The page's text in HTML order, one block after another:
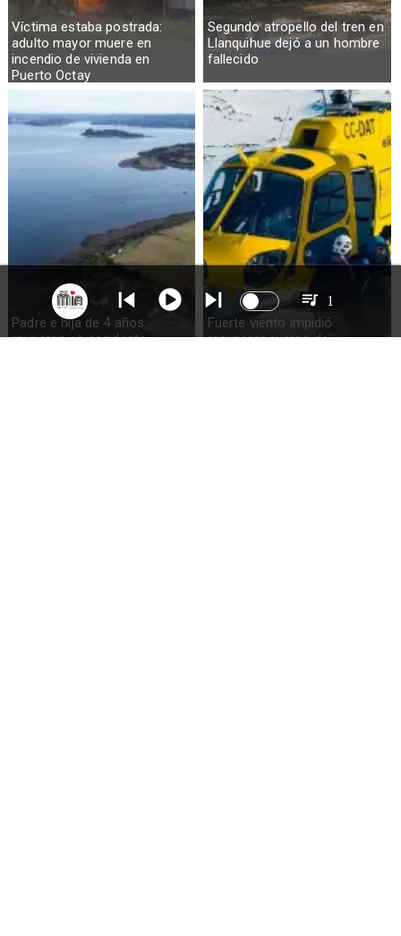
Víctima estaba postrada:
adulto mayor muere en
incendio de vivienda en
Puerto Octay
Segundo atropello del tren en
Llanquihue dejó a un hombre
fallecido
Padre e hija de 4 años
murieron en accidente
Fuerte viento impidió
recuperar cuerpo de
1